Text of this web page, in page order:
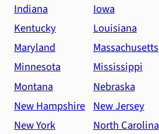
Indiana
Iowa
Kentucky
Louisiana
Maryland
Massachusetts
Minnesota
Mississippi
Montana
Nebraska
New Hampshire New Jersey
New York
North Carolina